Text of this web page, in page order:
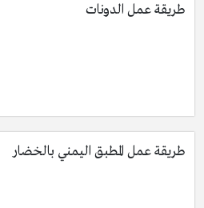
طريقة عمل الدونات
طريقة عمل المطبق اليمني بالخضار